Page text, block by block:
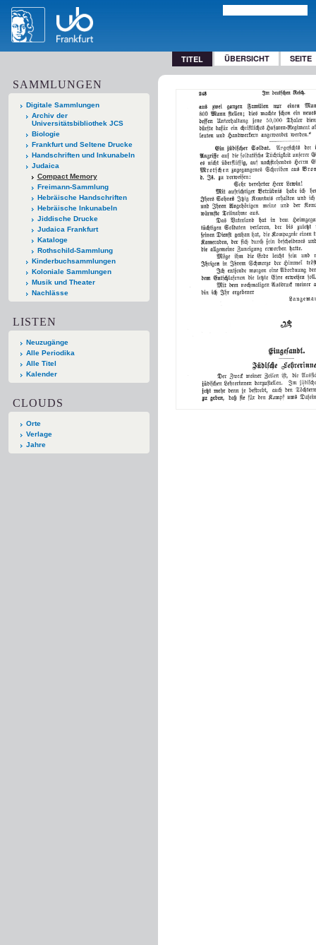
TITEL ÜBERSICHT SEITE
SAMMLUNGEN
Digitale Sammlungen
Archiv der
Universitätsbibliothek JCS
Biologie
Frankfurt und Seltene Drucke
Handschriften und Inkunabeln
Judaica
Compact Memory
Freimann-Sammlung
Hebräische Handschriften
Hebräische Inkunabeln
Jiddische Drucke
Judaica Frankfurt
Kataloge
Rothschild-Sammlung
Kinderbuchsammlungen
Koloniale Sammlungen
Musik und Theater
Nachlässe
LISTEN
Neuzugänge
Alle Periodika
Alle Titel
Kalender
CLOUDS
Orte
Verlage
Jahre